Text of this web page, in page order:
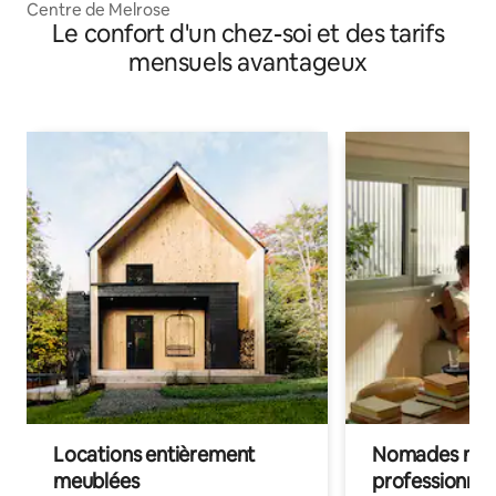
Centre de Melrose
Le confort d'un chez-soi et des tarifs
mensuels avantageux
Locations entièrement
meublées
Nomades